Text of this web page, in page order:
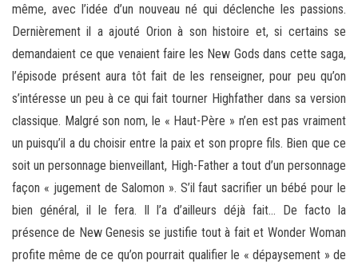
même, avec l’idée d’un nouveau né qui déclenche les passions.
Dernièrement il a ajouté Orion à son histoire et, si certains se
demandaient ce que venaient faire les New Gods dans cette saga,
l’épisode présent aura tôt fait de les renseigner, pour peu qu’on
s’intéresse un peu à ce qui fait tourner Highfather dans sa version
classique. Malgré son nom, le « Haut-Père » n’en est pas vraiment
un puisqu’il a du choisir entre la paix et son propre fils. Bien que ce
soit un personnage bienveillant, High-Father a tout d’un personnage
façon « jugement de Salomon ». S’il faut sacrifier un bébé pour le
bien général, il le fera. Il l’a d’ailleurs déjà fait… De facto la
présence de New Genesis se justifie tout à fait et Wonder Woman
profite même de ce qu’on pourrait qualifier le « dépaysement » de